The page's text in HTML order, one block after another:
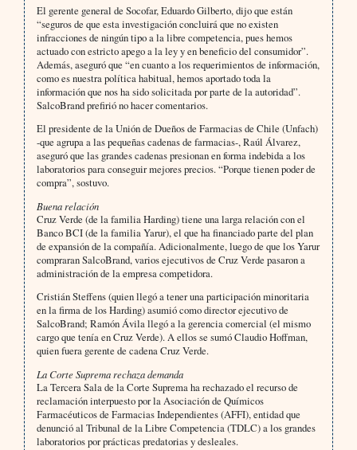
El gerente general de Socofar, Eduardo Gilberto, dijo que están
“seguros de que esta investigación concluirá que no existen
infracciones de ningún tipo a la libre competencia, pues hemos
actuado con estricto apego a la ley y en beneficio del consumidor”.
Además, aseguró que “en cuanto a los requerimientos de información,
como es nuestra política habitual, hemos aportado toda la
información que nos ha sido solicitada por parte de la autoridad”.
SalcoBrand prefirió no hacer comentarios.
El presidente de la Unión de Dueños de Farmacias de Chile (Unfach)
-que agrupa a las pequeñas cadenas de farmacias-, Raúl Álvarez,
aseguró que las grandes cadenas presionan en forma indebida a los
laboratorios para conseguir mejores precios. “Porque tienen poder de
compra”, sostuvo.
Buena relación
Cruz Verde (de la familia Harding) tiene una larga relación con el
Banco BCI (de la familia Yarur), el que ha financiado parte del plan
de expansión de la compañía. Adicionalmente, luego de que los Yarur
compraran SalcoBrand, varios ejecutivos de Cruz Verde pasaron a
administración de la empresa competidora.
Cristián Steffens (quien llegó a tener una participación minoritaria
en la firma de los Harding) asumió como director ejecutivo de
SalcoBrand; Ramón Ávila llegó a la gerencia comercial (el mismo
cargo que tenía en Cruz Verde). A ellos se sumó Claudio Hoffman,
quien fuera gerente de cadena Cruz Verde.
La Corte Suprema rechaza demanda
La Tercera Sala de la Corte Suprema ha rechazado el recurso de
reclamación interpuesto por la Asociación de Químicos
Farmacéuticos de Farmacias Independientes (AFFI), entidad que
denunció al Tribunal de la Libre Competencia (TDLC) a los grandes
laboratorios por prácticas predatorias y desleales.